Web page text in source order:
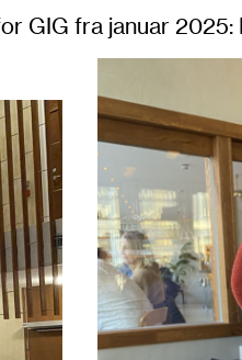
GIG fra januar 2025: